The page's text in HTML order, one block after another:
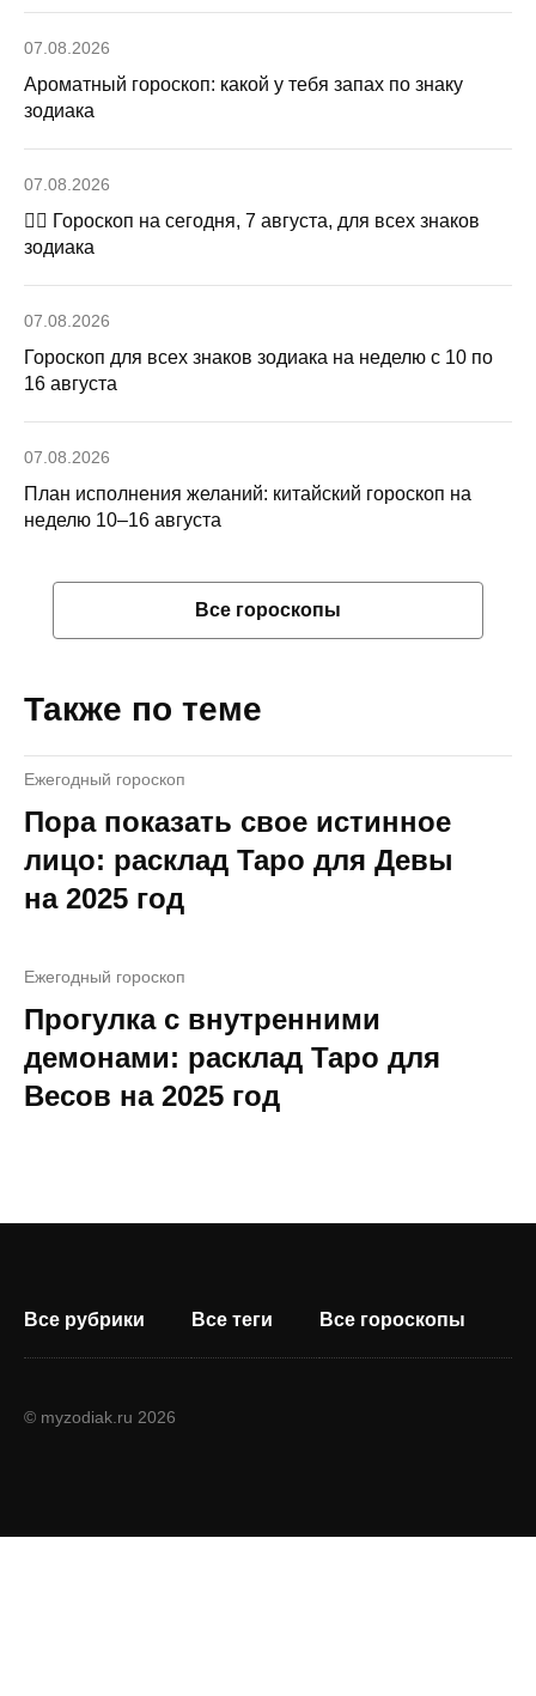
07.08.2026
Ароматный гороскоп: какой у тебя запах по знаку
зодиака
07.08.2026
🧙‍♀ Гороскоп на сегодня, 7 августа, для всех знаков
зодиака
07.08.2026
Гороскоп для всех знаков зодиака на неделю с 10 по
16 августа
07.08.2026
План исполнения желаний: китайский гороскоп на
неделю 10–16 августа
Все гороскопы
Также по теме
Ежегодный гороскоп
Пора показать свое истинное
лицо: расклад Таро для Девы
на 2025 год
Ежегодный гороскоп
Прогулка с внутренними
демонами: расклад Таро для
Весов на 2025 год
Все рубрики Все теги Все гороскопы
© myzodiak.ru 2026